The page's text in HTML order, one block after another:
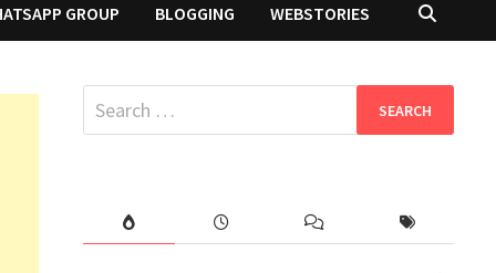
GROUP BLOGGING WEBSTORIES
Search
for: